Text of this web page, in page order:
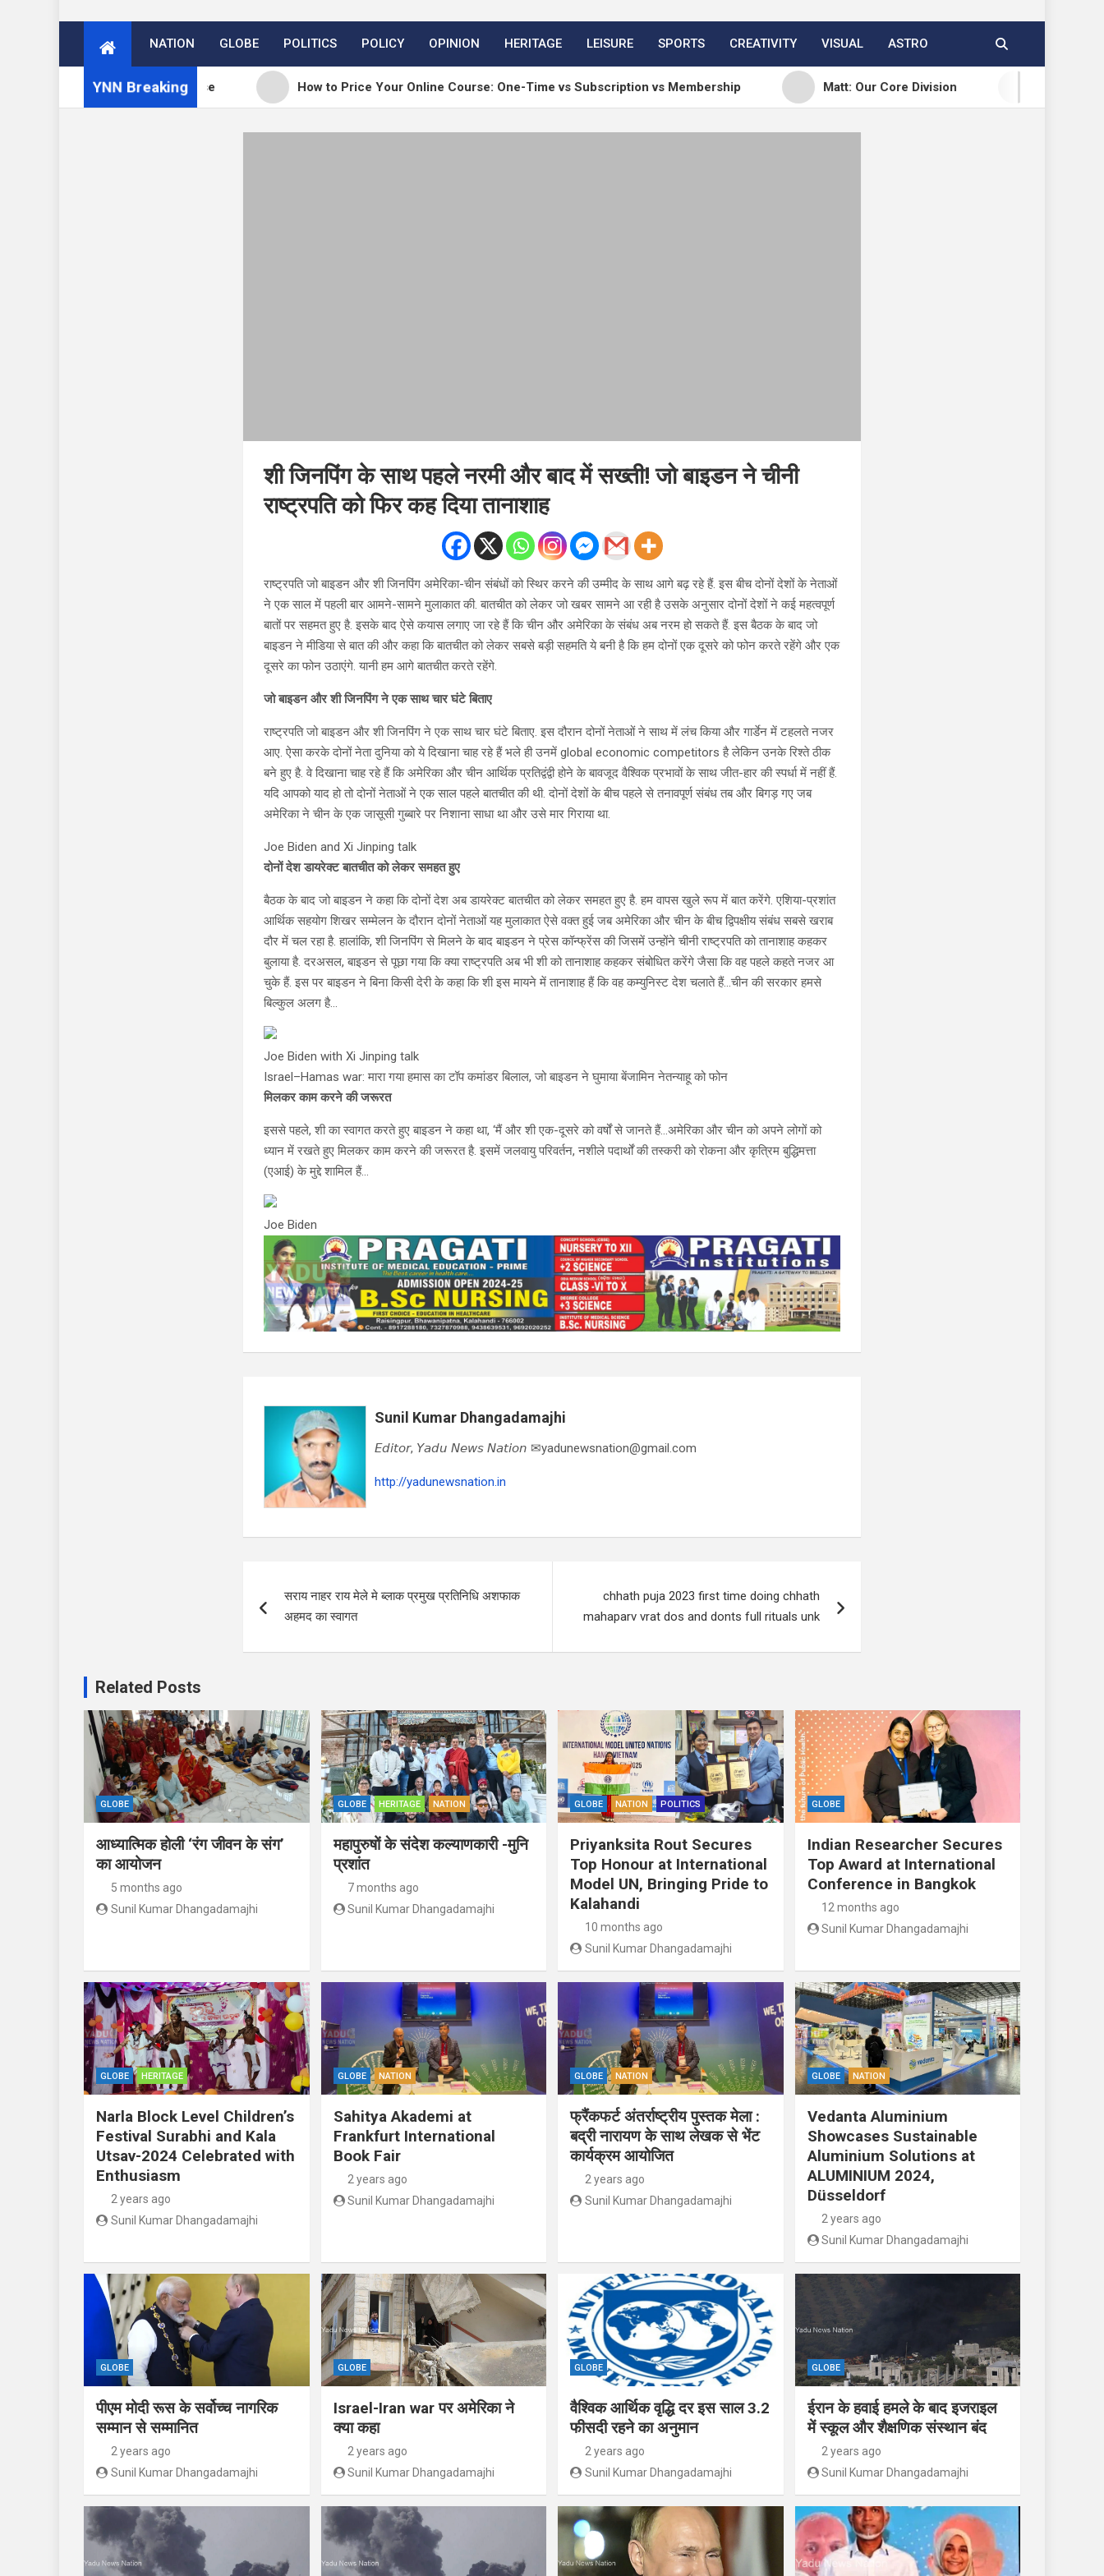
NATION GLOBE POLITICS POLICY OPINION HERITAGE LEISURE SPORTS CREATIVITY VISUAL ASTRO
YNN Breaking
7.0.3 release How to Price Your Online Course: One-Time vs Subscription vs Membership Matt: Our Core Division
शी जिनपिंग के साथ पहले नरमी और बाद में सख्ती! जो बाइडन ने चीनी
राष्ट्रपति को फिर कह दिया तानाशाह
राष्ट्रपति जो बाइडन और शी जिनपिंग अमेरिका-चीन संबंधों को स्थिर करने की उम्मीद के साथ आगे बढ़ रहे हैं. इस बीच दोनों देशों के नेताओं
ने एक साल में पहली बार आमने-सामने मुलाकात की. बातचीत को लेकर जो खबर सामने आ रही है उसके अनुसार दोनों देशों ने कई महत्वपूर्ण
बातों पर सहमत हुए है. इसके बाद ऐसे कयास लगाए जा रहे हैं कि चीन और अमेरिका के संबंध अब नरम हो सकते हैं. इस बैठक के बाद जो
बाइडन ने मीडिया से बात की और कहा कि बातचीत को लेकर सबसे बड़ी सहमति ये बनी है कि हम दोनों एक दूसरे को फोन करते रहेंगे और एक
दूसरे का फोन उठाएंगे. यानी हम आगे बातचीत करते रहेंगे.
जो बाइडन और शी जिनपिंग ने एक साथ चार घंटे बिताए
राष्ट्रपति जो बाइडन और शी जिनपिंग ने एक साथ चार घंटे बिताए. इस दौरान दोनों नेताओं ने साथ में लंच किया और गार्डेन में टहलते नजर
आए. ऐसा करके दोनों नेता दुनिया को ये दिखाना चाह रहे हैं भले ही उनमें global economic competitors है लेकिन उनके रिश्ते ठीक
बने हुए है. वे दिखाना चाह रहे हैं कि अमेरिका और चीन आर्थिक प्रतिद्वंद्वी होने के बावजूद वैश्विक प्रभावों के साथ जीत-हार की स्पर्धा में नहीं हैं.
यदि आपको याद हो तो दोनों नेताओं ने एक साल पहले बातचीत की थी. दोनों देशों के बीच पहले से तनावपूर्ण संबंध तब और बिगड़ गए जब
अमेरिका ने चीन के एक जासूसी गुब्बारे पर निशाना साधा था और उसे मार गिराया था.
Joe Biden and Xi Jinping talk
दोनों देश डायरेक्ट बातचीत को लेकर समहत हुए
बैठक के बाद जो बाइडन ने कहा कि दोनों देश अब डायरेक्ट बातचीत को लेकर समहत हुए है. हम वापस खुले रूप में बात करेंगे. एशिया-प्रशांत
आर्थिक सहयोग शिखर सम्मेलन के दौरान दोनों नेताओं यह मुलाकात ऐसे वक्त हुई जब अमेरिका और चीन के बीच द्विपक्षीय संबंध सबसे खराब
दौर में चल रहा है. हालांकि, शी जिनपिंग से मिलने के बाद बाइडन ने प्रेस कॉन्फ्रेंस की जिसमें उन्होंने चीनी राष्ट्रपति को तानाशाह कहकर
बुलाया है. दरअसल, बाइडन से पूछा गया कि क्या राष्ट्रपति अब भी शी को तानाशाह कहकर संबोधित करेंगे जैसा कि वह पहले कहते नजर आ
चुके हैं. इस पर बाइडन ने बिना किसी देरी के कहा कि शी इस मायने में तानाशाह हैं कि वह कम्युनिस्ट देश चलाते हैं…चीन की सरकार हमसे
बिल्कुल अलग है…
Joe Biden with Xi Jinping talk
Israel–Hamas war: मारा गया हमास का टॉप कमांडर बिलाल, जो बाइडन ने घुमाया बेंजामिन नेतन्याहू को फोन
मिलकर काम करने की जरूरत
इससे पहले, शी का स्वागत करते हुए बाइडन ने कहा था, ‘मैं और शी एक-दूसरे को वर्षों से जानते हैं…अमेरिका और चीन को अपने लोगों को
ध्यान में रखते हुए मिलकर काम करने की जरूरत है. इसमें जलवायु परिवर्तन, नशीले पदार्थों की तस्करी को रोकना और कृत्रिम बुद्धिमत्ता
(एआई) के मुद्दे शामिल हैं…
Joe Biden
Sunil Kumar Dhangadamajhi
𝘌𝘥𝘪𝘵𝘰𝘳, 𝘠𝘢𝘥𝘶 𝘕𝘦𝘸𝘴 𝘕𝘢𝘵𝘪𝘰𝘯 ✉yadunewsnation@gmail.com
http://yadunewsnation.in
navigation
सराय नाहर राय मेले मे ब्लाक प्रमुख प्रतिनिधि अशफाक
अहमद का स्वागत
chhath puja 2023 first time doing chhath
mahaparv vrat dos and donts full rituals unk
Related Posts
GLOBE
आध्यात्मिक होली ‘रंग जीवन के संग’
का आयोजन
5 months ago
Sunil Kumar Dhangadamajhi
GLOBE HERITAGE NATION
महापुरुषों के संदेश कल्याणकारी -मुनि
प्रशांत
7 months ago
Sunil Kumar Dhangadamajhi
GLOBE NATION POLITICS
Priyanksita Rout Secures
Top Honour at International
Model UN, Bringing Pride to
Kalahandi
10 months ago
Sunil Kumar Dhangadamajhi
GLOBE
Indian Researcher Secures
Top Award at International
Conference in Bangkok
12 months ago
Sunil Kumar Dhangadamajhi
GLOBE HERITAGE
Narla Block Level Children’s
Festival Surabhi and Kala
Utsav-2024 Celebrated with
Enthusiasm
2 years ago
Sunil Kumar Dhangadamajhi
GLOBE NATION
Sahitya Akademi at
Frankfurt International
Book Fair
2 years ago
Sunil Kumar Dhangadamajhi
GLOBE NATION
फ्रैंकफर्ट अंतर्राष्ट्रीय पुस्तक मेला :
बद्री नारायण के साथ लेखक से भेंट
कार्यक्रम आयोजित
2 years ago
Sunil Kumar Dhangadamajhi
GLOBE NATION
Vedanta Aluminium
Showcases Sustainable
Aluminium Solutions at
ALUMINIUM 2024,
Düsseldorf
2 years ago
Sunil Kumar Dhangadamajhi
GLOBE
पीएम मोदी रूस के सर्वोच्च नागरिक
सम्मान से सम्मानित
2 years ago
Sunil Kumar Dhangadamajhi
GLOBE
Israel-Iran war पर अमेरिका ने
क्या कहा
2 years ago
Sunil Kumar Dhangadamajhi
GLOBE
वैश्विक आर्थिक वृद्धि दर इस साल 3.2
फीसदी रहने का अनुमान
2 years ago
Sunil Kumar Dhangadamajhi
GLOBE
ईरान के हवाई हमले के बाद इजराइल
में स्कूल और शैक्षणिक संस्थान बंद
2 years ago
Sunil Kumar Dhangadamajhi